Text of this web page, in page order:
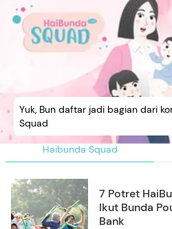
Haibunda Squad
Yuk, Bun daftar jadi bagian dari
Squad
7 Potret
Ikut Bunda
Bank